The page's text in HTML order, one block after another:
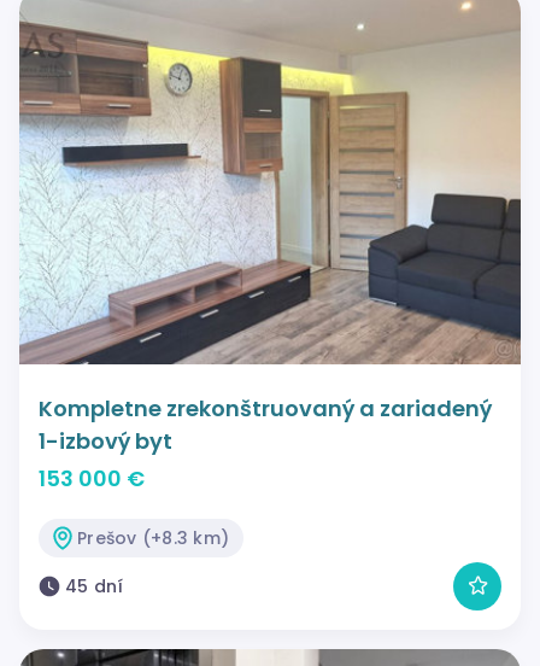
Kompletne zrekonštruovaný a zariadený
1-izbový byt
153 000 €
Prešov (+8.3 km)
45 dní